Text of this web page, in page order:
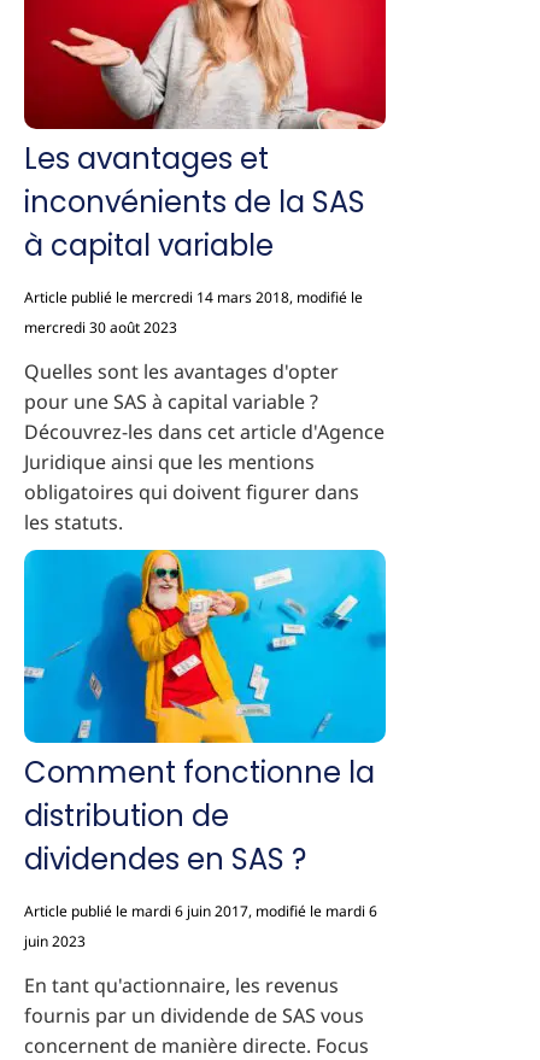
Les avantages et
inconvénients de la SAS
à capital variable
Article publié le mercredi 14 mars 2018, modifié le
mercredi 30 août 2023
Quelles sont les avantages d'opter
pour une SAS à capital variable ?
Découvrez-les dans cet article d'Agence
Juridique ainsi que les mentions
obligatoires qui doivent figurer dans
les statuts.
Comment fonctionne la
distribution de
dividendes en SAS ?
Article publié le mardi 6 juin 2017, modifié le mardi 6
juin 2023
En tant qu'actionnaire, les revenus
fournis par un dividende de SAS vous
concernent de manière directe. Focus